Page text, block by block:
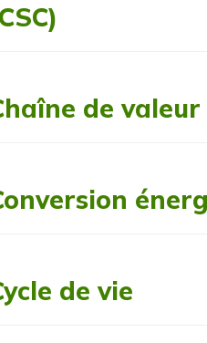
de valeur
de vie